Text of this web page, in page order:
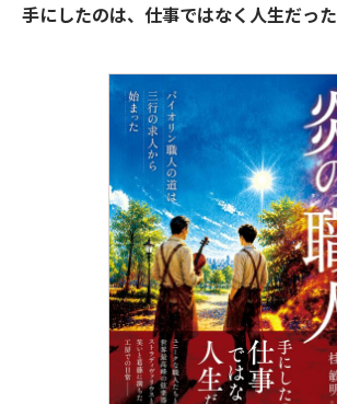
手にしたのは、仕事ではなく人生だった